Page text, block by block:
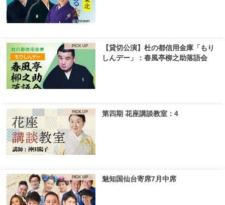
【貸切公演】杜の都信用金庫「もり
しんデー」：春風亭柳之助落語会
第四期 花座講談教室：4
魅知国仙台寄席7月中席